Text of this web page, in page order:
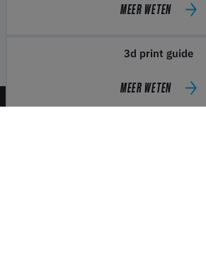
MEER WETEN
3d print guide
MEER WETEN